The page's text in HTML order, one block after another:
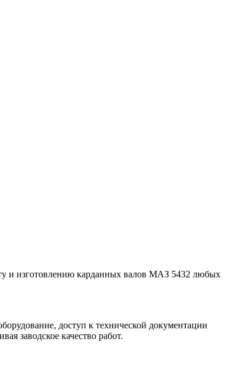
и изготовлению карданных валов МАЗ 5432 любых
доступ к технической документации
заводское качество работ.